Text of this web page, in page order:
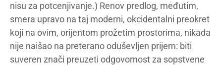
nisu za potcenjivanje.) Renov predlog, međutim,
smera upravo na taj moderni, okcidentalni preokret
koji na ovim, orijentom prožetim prostorima, nikada
nije naišao na preterano oduševljen prijem: biti
suveren znači preuzeti odgovornost za sopstvene